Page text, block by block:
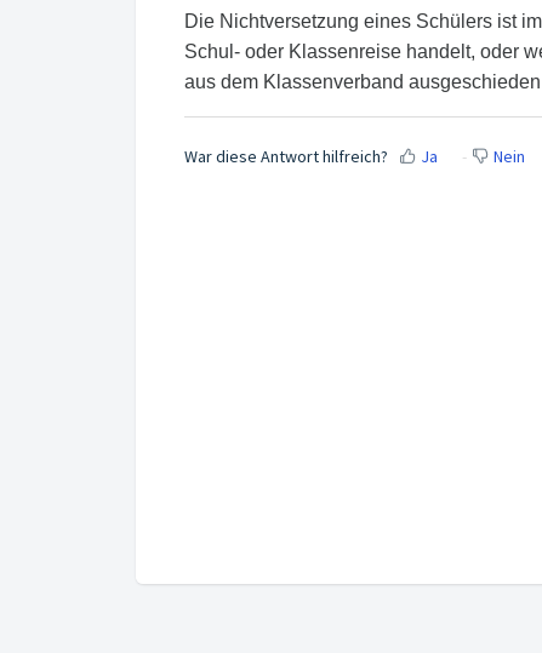
Die Nichtversetzung eines Schülers ist
Schul- oder Klassenreise handelt, oder
aus dem Klassenverband
War diese Antwort hilfreich? Ja Nein